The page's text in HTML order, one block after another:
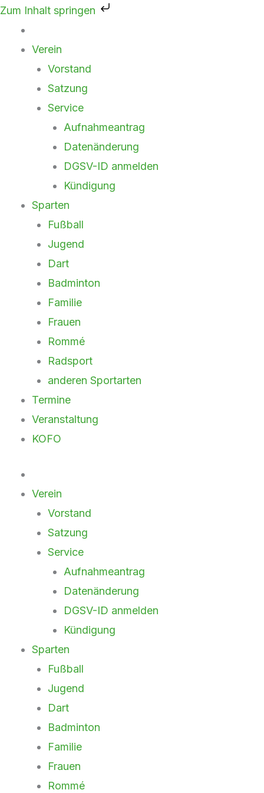
Zum Inhalt springen
Zum
Inhalt
springenVerein
Vorstand
Satzung
Service
Aufnahmeantrag
Datenänderung
DGSV-ID anmelden
Kündigung
Sparten
Fußball
Jugend
Dart
Badminton
Familie
Frauen
Rommé
Radsport
anderen Sportarten
Termine
Veranstaltung
KOFO
Verein
Vorstand
Satzung
Service
Aufnahmeantrag
Datenänderung
DGSV-ID anmelden
Kündigung
Sparten
Fußball
Jugend
Dart
Badminton
Familie
Frauen
Rommé